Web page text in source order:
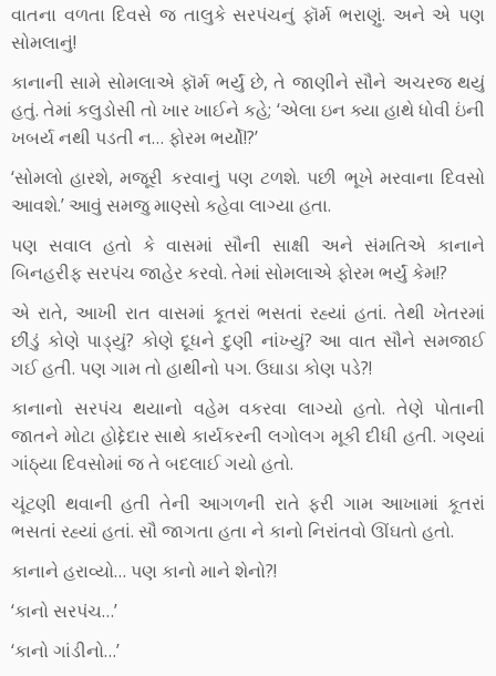
વાતના વળતા દિવસે જ તાલુકે સરપંચનું ફૉર્મ ભરાણું. અને એ પણ
સોમલાનું!
કાનાની સામે સોમલાએ ફૉર્મ ભર્યું છે, તે જાણીને સૌને અચરજ થયું
હતું. તેમાં કલુડોસી તો ખાર ખાઈને કહે; ‘એલા ઇન ક્યા હાથે ધોવી ઇંની
ખબર્ય નથી પડતી ન… ફોરમ ભર્યો!?’
‘સોમલો હારશે, મજૂરી કરવાનું પણ ટળશે. પછી ભૂખે મરવાના દિવસો
આવશે.’ આવું સમજુ માણ્સો કહેવા લાગ્યા હતા.
પણ સવાલ હતો કે વાસમાં સૌની સાક્ષી અને સંમતિએ કાનાને
બિનહરીફ સરપંચ જાહેર કરવો. તેમાં સોમલાએ ફોરમ ભર્યું કેમ!?
એ રાતે, આખી રાત વાસમાં કૂતરાં ભસતાં રહ્યાં હતાં. તેથી ખેતરમાં
છીંડું કોણે પાડ્યું? કોણે દૂધને દુણી નાંખ્યું? આ વાત સૌને સમજાઈ
ગઈ હતી. પણ ગામ તો હાથીનો પગ. ઉઘાડા કોણ પડે?!
કાનાનો સરપંચ થયાનો વહેમ વકરવા લાગ્યો હતો. તેણે પોતાની
જાતને મોટા હોદ્દેદાર સાથે કાર્યકરની લગોલગ મૂકી દીધી હતી. ગણ્યાં
ગાંઠ્યા દિવસોમાં જ તે બદલાઈ ગયો હતો.
ચૂંટણી થવાની હતી તેની આગળની રાતે ફરી ગામ આખામાં કૂતરાં
ભસતાં રહ્યાં હતાં. સૌ જાગતા હતા ને કાનો નિરાંતવો ઊંઘતો હતો.
કાનાને હરાવ્યો… પણ કાનો માને શેનો?!
‘કાનો સરપંચ…’
‘કાનો ગાંડીનો…’